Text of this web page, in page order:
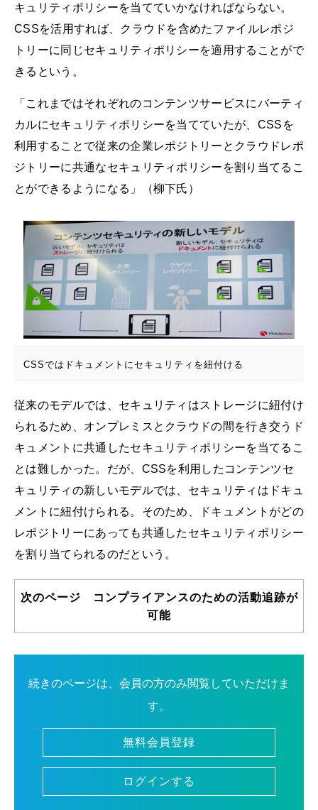
キュリティポリシーを当てていかなければならない。
CSSを活用すれば、クラウドを含めたファイルレポジ
トリーに同じセキュリティポリシーを適用することがで
きるという。
「これまではそれぞれのコンテンツサービスにバーティ
カルにセキュリティポリシーを当てていたが、CSSを
利用することで従来の企業レポジトリーとクラウドレポ
ジトリーに共通なセキュリティポリシーを割り当てるこ
とができるようになる」（柳下氏）
CSSではドキュメントにセキュリティを紐付ける
従来のモデルでは、セキュリティはストレージに紐付け
られるため、オンプレミスとクラウドの間を行き交うド
キュメントに共通したセキュリティポリシーを当てるこ
とは難しかった。だが、CSSを利用したコンテンツセ
キュリティの新しいモデルでは、セキュリティはドキュ
メントに紐付けられる。そのため、ドキュメントがどの
レポジトリーにあっても共通したセキュリティポリシー
を割り当てられるのだという。
次のページ コンプライアンスのための活動追跡が
可能
続きのページは、会員の方のみ閲覧していただけま
す。
無料会員登録
ログインする